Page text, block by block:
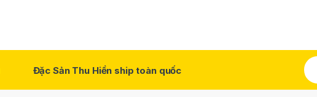
Đặc Sản Thu Hiền ship toàn quốc